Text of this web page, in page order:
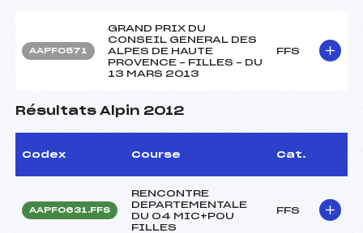
AAPF0571
GRAND PRIX DU
CONSEIL GENERAL DES
ALPES DE HAUTE
PROVENCE – FILLES – DU
13 MARS 2013
FFS
Résultats Alpin 2012
Codex Course Cat.
AAPF0631.FFS
RENCONTRE
DEPARTEMENTALE
DU 04 MIC+POU
FILLES
FFS